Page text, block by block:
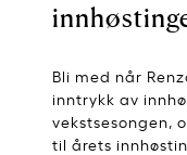
Bli med når
inntrykk av
vekstsesongen,
til årets